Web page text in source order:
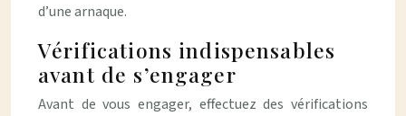
d’une arnaque.
Vérifications indispensables
avant de s’engager
Avant de vous engager, effectuez des vérifications